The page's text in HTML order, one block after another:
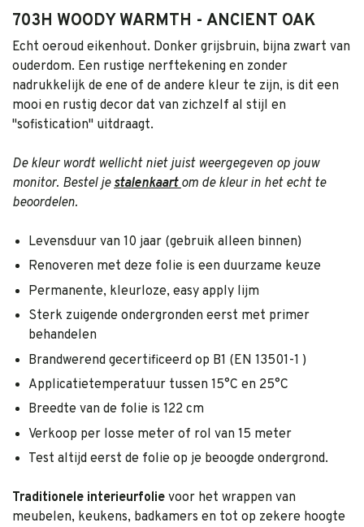
703H WOODY WARMTH - ANCIENT OAK
Echt oeroud eikenhout. Donker grijsbruin, bijna zwart van
ouderdom. Een rustige nerftekening en zonder
nadrukkelijk de ene of de andere kleur te zijn, is dit een
mooi en rustig decor dat van zichzelf al stijl en
"sofistication" uitdraagt.
De kleur wordt wellicht niet juist weergegeven op jouw
monitor. Bestel jestalenkaart om de kleur in het echt te
beoordelen.
Levensduur van 10 jaar (gebruik alleen binnen)
Renoveren met deze folie is een duurzame keuze
Permanente, kleurloze, easy apply lijm
Sterk zuigende ondergronden eerst met primer
behandelen
Brandwerend gecertificeerd op B1 (EN 13501-1 )
Applicatietemperatuur tussen 15°C en 25°C
Breedte van de folie is 122 cm
Verkoop per losse meter of rol van 15 meter
Test altijd eerst de folie op je beoogde ondergrond.
Traditionele interieurfolie voor het wrappen van
meubelen, keukens, badkamers en tot op zekere hoogte